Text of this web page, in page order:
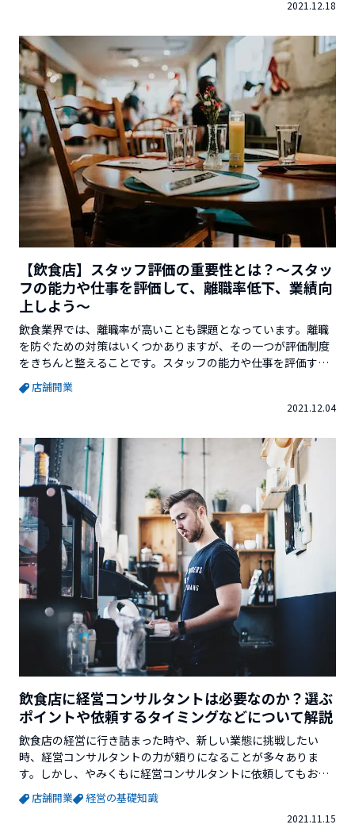
ーホールディングスが発行している「起業のミカタ（小冊
し...
2021.12.18
【飲食店】スタッフ評価の重要性とは？～スタッ
フの能力や仕事を評価して、離職率低下、業績向
上しよう～
飲食業界では、離職率が高いことも課題となっています。離職
を防ぐための対策はいくつかありますが、その一つが評価制度
をきちんと整えることです。スタッフの能力や仕事を評価する
ことは、モチベーションを保つ上で大変重要になってきます。
今回は、飲食店における評価制度を整えることの目的や評価制
度導入の際のポイントを紹介します。※この記事を書いている
店舗開業
2021.12.04
飲食店に経営コンサルタントは必要なのか？選ぶ
ポイントや依頼するタイミングなどについて解説
飲食店の経営に行き詰まった時や、新しい業態に挑戦したい
時、経営コンサルタントの力が頼りになることが多々ありま
す。しかし、やみくもに経営コンサルタントに依頼してもお金
や時間の無駄使いになってしまいます。そこで今回は、飲食店
が経営コンサルタントを選ぶ基準や依頼するタイミングなどに
ついて解説していきます。※この記事を書いているVector
店舗開業 経営の基礎知識
2021.11.15